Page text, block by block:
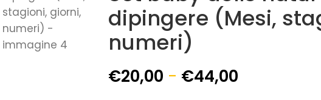
dipingere (Mesi,
numeri)
€20,00 - €44,00